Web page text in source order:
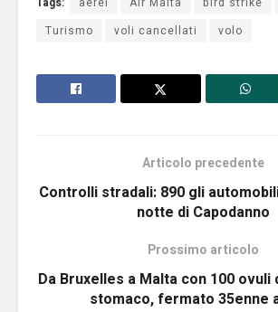
Turismo
voli cancellati volo
Articolo precedente
Controlli stradali: 890 gli
notte di Capodanno
Prossimo articolo
Da Bruxelles a Malta con 100 ovuli
stomaco, fermato 35enne